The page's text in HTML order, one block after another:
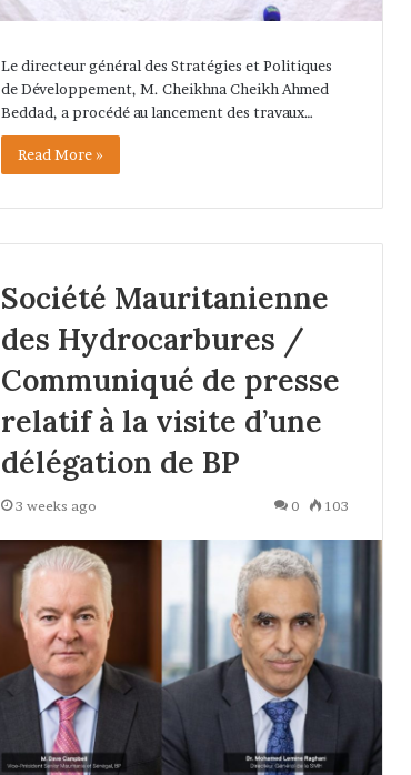
Le directeur général des Stratégies et Politiques
de Développement, M. Cheikhna Cheikh Ahmed
Beddad, a procédé au lancement des travaux…
Read More »
Société Mauritanienne
des Hydrocarbures /
Communiqué de presse
relatif à la visite d’une
délégation de BP
3 weeks ago 0 103